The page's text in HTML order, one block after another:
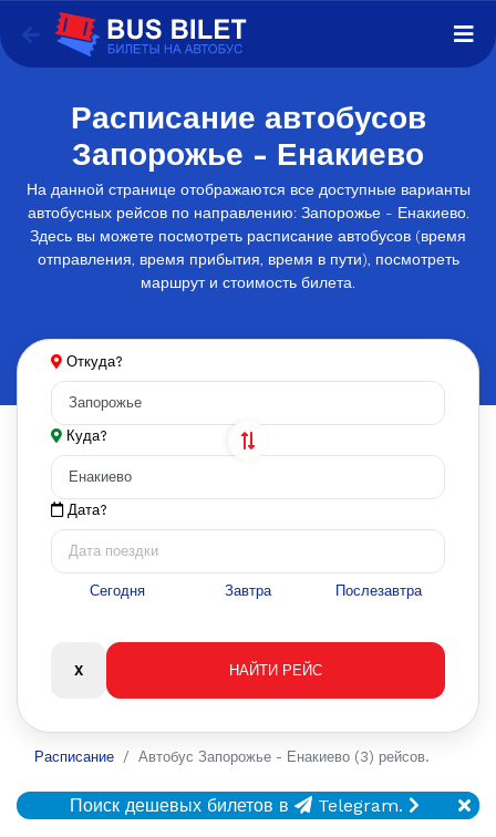
Расписание автобусов
Запорожье - Енакиево
На данной странице отображаются все доступные варианты
автобусных рейсов по направлению: Запорожье - Енакиево.
Здесь вы можете посмотреть расписание автобусов (время
отправления, время прибытия, время в пути), посмотреть
маршрут и стоимость билета.
Откуда?
Куда?
Дата?
Сегодня Завтра Послезавтра
Расписание Автобус Запорожье - Енакиево (3) рейсов.
Поиск дешевых билетов в Telegram.